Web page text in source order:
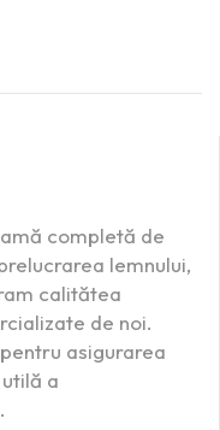
completă de
lemnului,
calitătea
de noi.
asigurarea
a